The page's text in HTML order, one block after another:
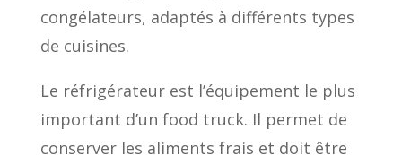
congélateurs, adaptés à différents types
de cuisines.
Le réfrigérateur est l’équipement le plus
important d’un food truck. Il permet de
conserver les aliments frais et doit être